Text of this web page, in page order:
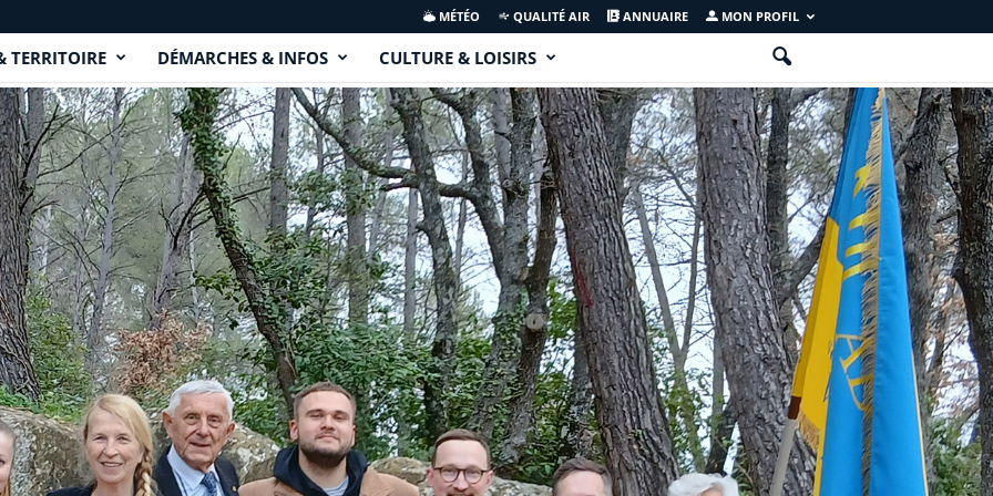
MÉTÉO QUALITÉ AIR ANNUAIRE MON PROFIL
TERRITOIRE DÉMARCHES & INFOS CULTURE & LOISIRS